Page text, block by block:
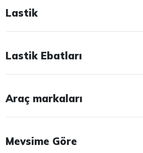
Lastik
Lastik Ebatları
Araç markaları
Mevsime Göre